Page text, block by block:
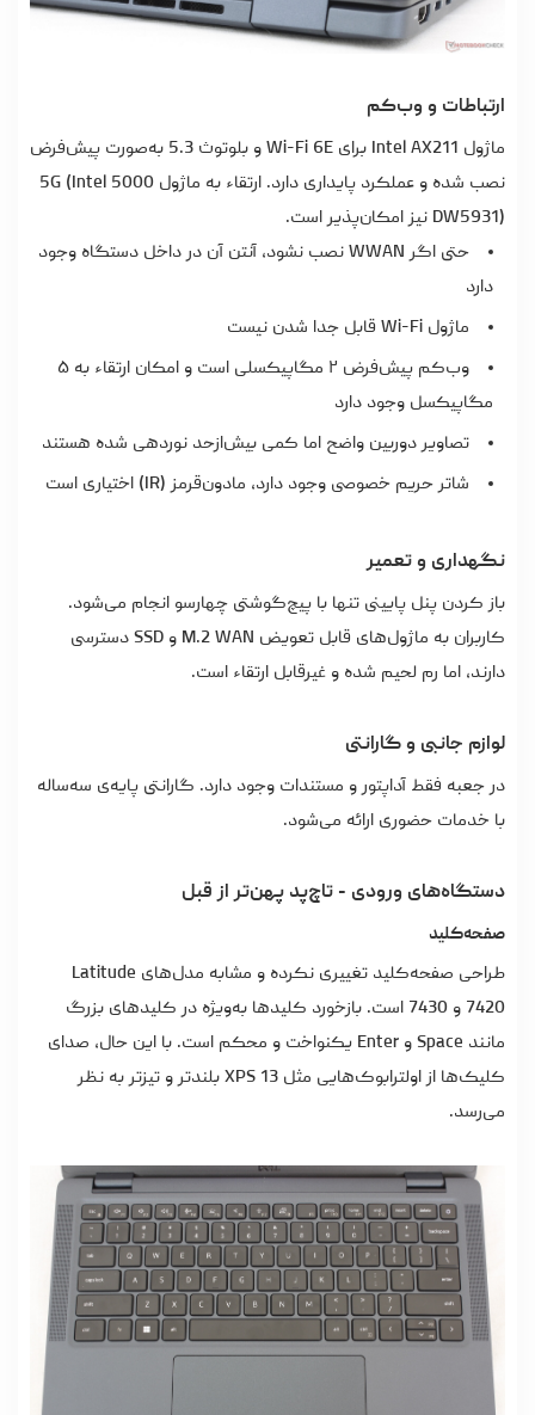
ارتباطات و وب‌کم
ماژول Intel AX211 برای Wi-Fi 6E و بلوتوث 5.3 به‌صورت پیش‌فرض
نصب شده و عملکرد پایداری دارد. ارتقاء به ماژول 5G (Intel 5000
DW5931) نیز امکان‌پذیر است.
حتی اگر WWAN نصب نشود، آنتن آن در داخل دستگاه وجود
دارد
ماژول Wi-Fi قابل جدا شدن نیست
وب‌کم پیش‌فرض ۲ مگاپیکسلی است و امکان ارتقاء به ۵
مگاپیکسل وجود دارد
تصاویر دوربین واضح اما کمی بیش‌از‌حد نوردهی شده هستند
شاتر حریم خصوصی وجود دارد، مادون‌قرمز (IR) اختیاری است
نگهداری و تعمیر
باز کردن پنل پایینی تنها با پیچ‌گوشتی چهارسو انجام می‌شود.
کاربران به ماژول‌های قابل تعویض M.2 WAN و SSD دسترسی
دارند، اما رم لحیم شده و غیرقابل ارتقاء است.
لوازم جانبی و گارانتی
در جعبه فقط آداپتور و مستندات وجود دارد. گارانتی پایه‌ی سه‌ساله
با خدمات حضوری ارائه می‌شود.
دستگاه‌های ورودی - تاچ‌پد پهن‌تر از قبل
صفحه‌کلید
طراحی صفحه‌کلید تغییری نکرده و مشابه مدل‌های Latitude
7420 و 7430 است. بازخورد کلیدها به‌ویژه در کلیدهای بزرگ
مانند Space و Enter یکنواخت و محکم است. با این حال، صدای
کلیک‌ها از اولترابوک‌هایی مثل XPS 13 بلندتر و تیزتر به نظر
می‌رسد.